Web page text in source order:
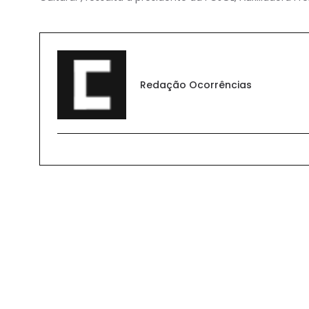
Redação Ocorrências